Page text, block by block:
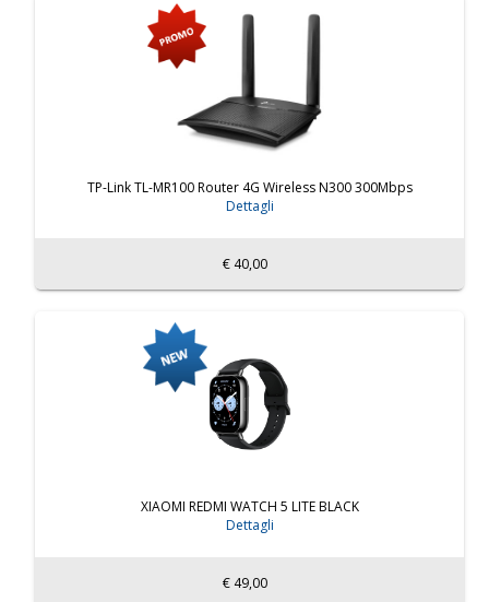
TP-Link TL-MR100 Router 4G Wireless N300 300Mbps
Dettagli
€ 40,00
XIAOMI REDMI WATCH 5 LITE BLACK
Dettagli
€ 49,00